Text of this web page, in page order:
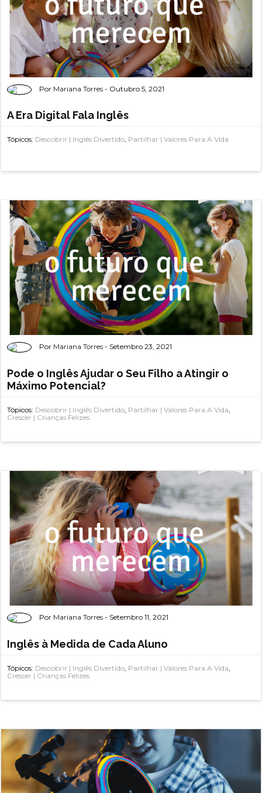
Por Mariana Torres - Outubro 5, 2021
A Era Digital Fala Inglês
Tópicos: Descobrir | Inglês Divertido, Partilhar | Valores Para A Vida
Por Mariana Torres - Setembro 23, 2021
Pode o Inglês Ajudar o Seu Filho a Atingir o
Máximo Potencial?
Tópicos: Descobrir | Inglês Divertido, Partilhar | Valores Para A Vida,
Crescer | Crianças Felizes
Por Mariana Torres - Setembro 11, 2021
Inglês à Medida de Cada Aluno
Tópicos: Descobrir | Inglês Divertido, Partilhar | Valores Para A Vida,
Crescer | Crianças Felizes